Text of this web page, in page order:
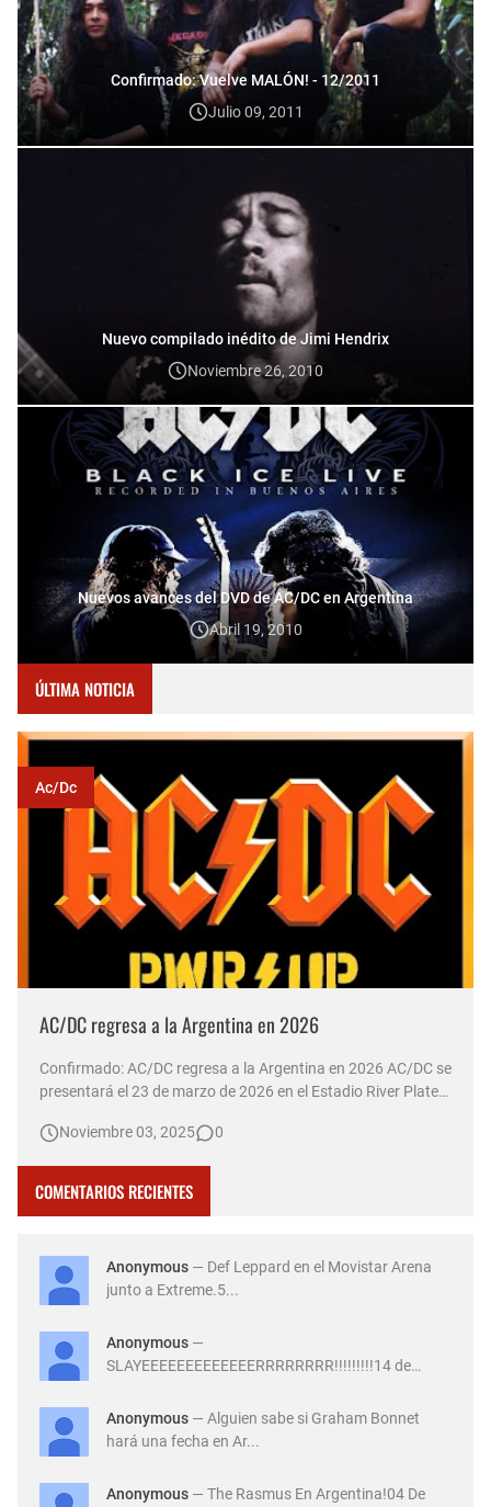
Confirmado: Vuelve MALÓN! - 12/2011
Julio 09, 2011
Nuevo compilado inédito de Jimi Hendrix
Noviembre 26, 2010
Nuevos avances del DVD de AC/DC en Argentina
Abril 19, 2010
ÚLTIMA NOTICIA
Ac/dc
AC/DC regresa a la Argentina en 2026
Confirmado: AC/DC regresa a la Argentina en 2026 AC/DC se
presentará el 23 de marzo de 2026 en el Estadio River Plate
Tour". Las entradas saldrán a la venta el 7 de noviembre a
Noviembre 03, 2025 0
COMENTARIOS RECIENTES
Anonymous — Def Leppard en el Movistar Arena
junto a Extreme.5...
Anonymous —
SLAYEEEEEEEEEEEEERRRRRRRR!!!!!!!!!14 de
Anonymous — Alguien sabe si Graham Bonnet
hará una fecha en Ar...
Anonymous — The Rasmus En Argentina!04 De